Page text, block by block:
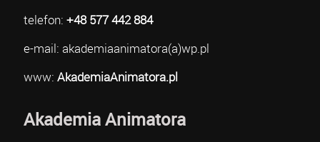
telefon: +48 577 442 884
e-mail: akademiaanimatora(a)wp.pl
www: AkademiaAnimatora.pl
Akademia Animatora